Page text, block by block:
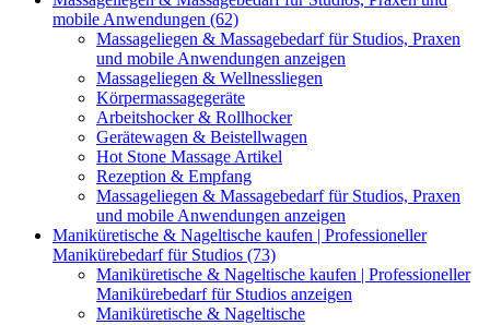
mobile Anwendungen (62)
Massageliegen & Massagebedarf für Studios, Praxen
und mobile Anwendungen anzeigen
Massageliegen & Wellnessliegen
Körpermassagegeräte
Arbeitshocker & Rollhocker
Gerätewagen & Beistellwagen
Hot Stone Massage Artikel
Rezeption & Empfang
Massageliegen & Massagebedarf für Studios, Praxen
und mobile Anwendungen anzeigen
Maniküretische & Nageltische kaufen | Professioneller
Manikürebedarf für Studios (73)
Maniküretische & Nageltische kaufen | Professioneller
Manikürebedarf für Studios anzeigen
Maniküretische & Nageltische